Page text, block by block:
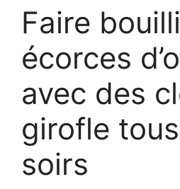
Faire
écorces
avec des
girofle
soirs